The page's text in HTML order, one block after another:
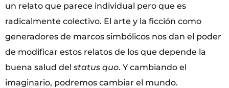
un relato que parece individual pero que es
radicalmente colectivo. El arte y la ficción como
generadores de marcos simbólicos nos dan el poder
de modificar estos relatos de los que depende la
buena salud del status quo. Y cambiando el
imaginario, podremos cambiar el mundo.